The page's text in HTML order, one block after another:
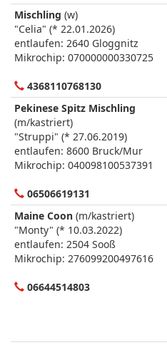
Mischling (w)
"Celia" (* 22.01.2026)
entlaufen: 2640 Gloggnitz
Mikrochip: 070000000330725
4368110768130
Pekinese Spitz Mischling
(m/kastriert)
"Struppi" (* 27.06.2019)
entlaufen: 8600 Bruck/Mur
Mikrochip: 040098100537391
06506619131
Maine Coon (m/kastriert)
"Monty" (* 10.03.2022)
entlaufen: 2504 Sooß
Mikrochip: 276099200497616
06644514803